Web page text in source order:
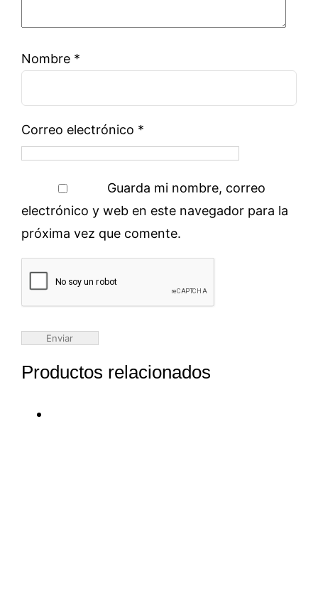
Nombre *
Correo electrónico *
Guarda mi nombre, correo
electrónico y web en este navegador para la
próxima vez que comente.
Productos relacionados